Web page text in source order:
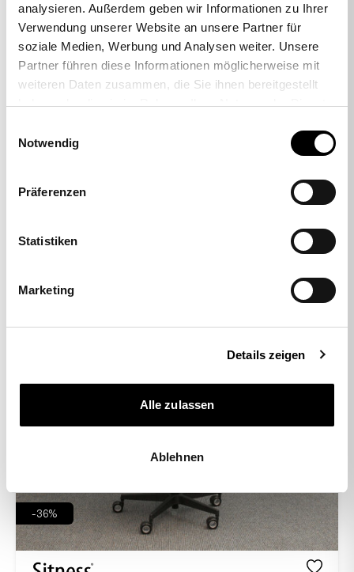
analysieren. Außerdem geben wir Informationen zu Ihrer
Verwendung unserer Website an unsere Partner für
soziale Medien, Werbung und Analysen weiter. Unsere
Partner führen diese Informationen möglicherweise mit
weiteren Daten zusammen, die Sie ihnen bereitgestellt
haben oder die sie im Rahmen Ihrer Nutzung der Dienste
Notwendig
Präferenzen
Statistiken
Marketing
Details zeigen
Alle zulassen
Ablehnen
-21%
Sitness RS Sport
-36%